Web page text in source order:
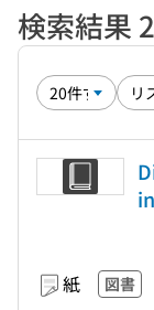
検索結果
紙 図書